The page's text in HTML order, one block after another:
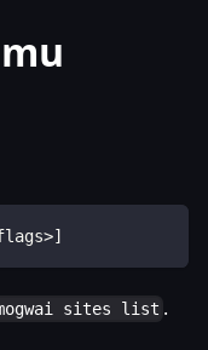
sites list .